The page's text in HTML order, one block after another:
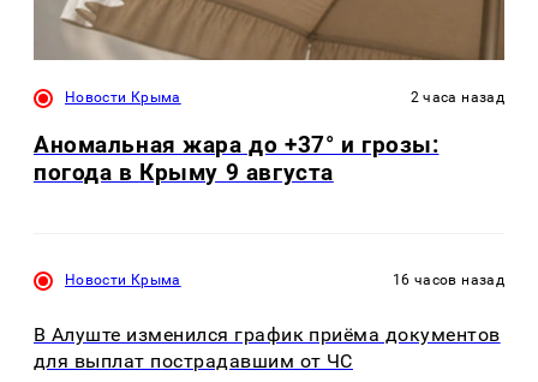
Новости Крыма 2 часа назад
Аномальная жара до +37° и грозы:
погода в Крыму 9 августа
Новости Крыма 16 часов назад
В Алуште изменился график приёма документов
для выплат пострадавшим от ЧС